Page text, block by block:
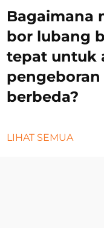
Bagaimana
bor lubang
tepat untuk
pengeboran
berbeda?
LIHAT SEMUA